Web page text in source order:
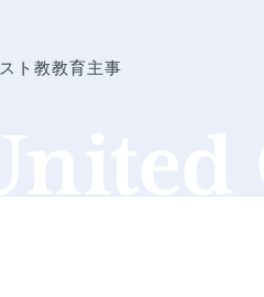
ト教教育主事